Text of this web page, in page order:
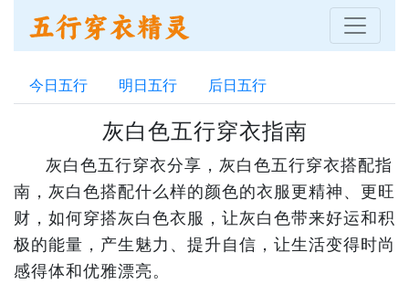
今日五行 明日五行 后日五行
灰白色五行穿衣指南
灰白色五行穿衣分享，灰白色五行穿衣搭配指
南，灰白色搭配什么样的颜色的衣服更精神、更旺
财，如何穿搭灰白色衣服，让灰白色带来好运和积
极的能量，产生魅力、提升自信，让生活变得时尚
感得体和优雅漂亮。